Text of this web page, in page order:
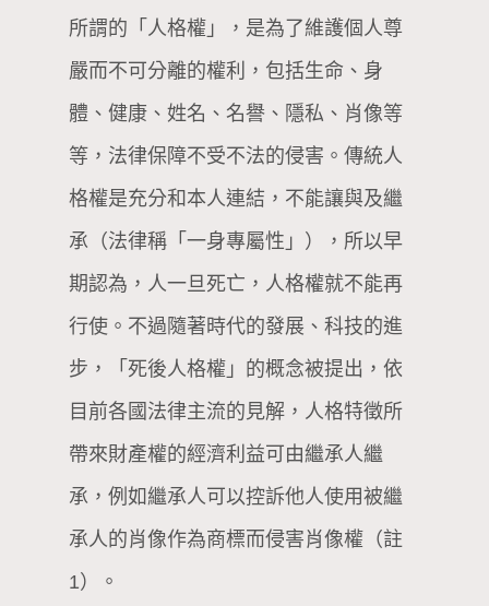
所謂的「人格權」，是為了維護個人尊
嚴而不可分離的權利，包括生命、身
體、健康、姓名、名譽、隱私、肖像等
等，法律保障不受不法的侵害。傳統人
格權是充分和本人連結，不能讓與及繼
承（法律稱「一身專屬性」），所以早
期認為，人一旦死亡，人格權就不能再
行使。不過隨著時代的發展、科技的進
步，「死後人格權」的概念被提出，依
目前各國法律主流的見解，人格特徵所
帶來財產權的經濟利益可由繼承人繼
承，例如繼承人可以控訴他人使用被繼
承人的肖像作為商標而侵害肖像權（註
1）。